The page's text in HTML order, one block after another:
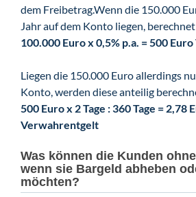
dem Freibetrag.Wenn die 150.000
Jahr auf dem Konto liegen,
100.000 Euro x 0,5% p.a. = 500
Liegen die 150.000 Euro allerdings
Konto, werden diese anteilig
500 Euro x 2 Tage : 360 Tage = 2,78
Verwahrentgelt
Was können die Kunden
wenn sie Bargeld abheben
möchten?